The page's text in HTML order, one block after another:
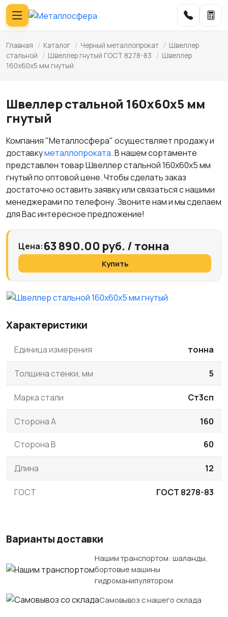
Главная / Каталог / Черный металлопрокат / Швеллер
стальной
/ Швеллер гнутый ГОСТ 8278-83 / Швеллер
160x60x5 мм гнутый
Швеллер стальной 160x60x5 мм
гнутый
Компания "Металлосфера" осуществляет продажу и
доставкуметаллопроката. В нашем сортаменте
представлен товар Швеллер стальной 160x60x5 мм
гнутый по оптовой цене. Чтобы сделать заказ
достаточно оставить заявку или связаться с нашими
менеджерами по телефону. Звоните нам и мы сделаем
для Вас интересное предложение!
Цена:63 890.00 руб. / тонна
Купить
Характеристики
Единица измерения тонна
Толщина стенки, мм 5
Марка стали Ст3сп
Сторона A 160
Сторона B 60
Длина 12
ГОСТ ГОСТ 8278-83
Варианты доставки
Нашим транспортом: шаланды,
бортовые машины
гидроманипулятором
Самовывоз с нашего склада